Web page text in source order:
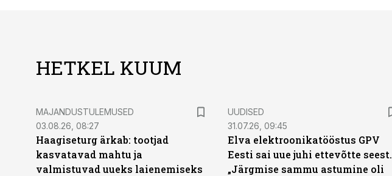
HETKEL KUUM
MAJANDUSTULEMUSED
03.08.26, 08:27
Haagiseturg ärkab: tootjad
kasvatavad mahtu ja
valmistuvad uueks laienemiseks
UUDISED
31.07.26, 09:45
Elva elektroonikatööstus GPV
Eesti sai uue juhi ettevõtte seest.
„Järgmise sammu astumine oli